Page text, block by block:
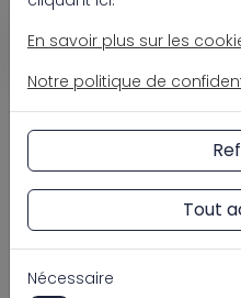
Connectez-vous ou
accéder à nos tarifs et
Se connecter
Créer
En savoir plus sur les
Notre politique de
Tout
Nécessaire